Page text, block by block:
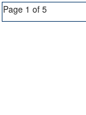
Page 1 of 5